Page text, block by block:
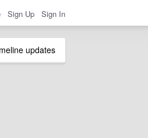
Sign Up Sign In
updates